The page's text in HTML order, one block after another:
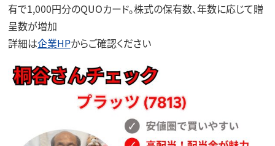
有で1,000円分のQUOカード。株式の保有数、年数に応じて贈
呈数が増加
詳細は企業HPからご確認ください